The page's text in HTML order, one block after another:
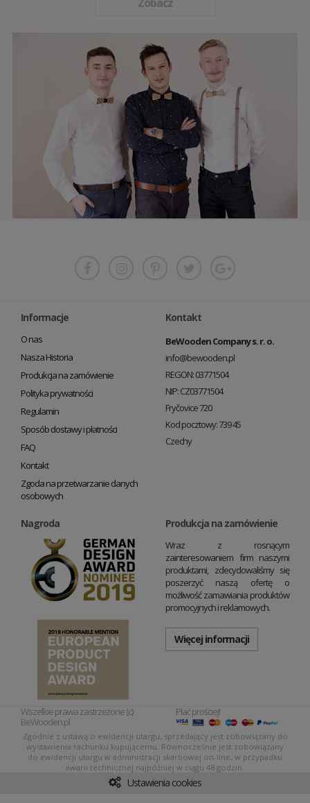
Informacje
O nas
Nasza Historia
Produkcja na zamówienie
Polityka prywatności
Regulamin
Sposób dostawy i płatności
FAQ
Kontakt
Zgoda na przetwarzanie danych
osobowych
Kontakt
BeWooden Company s. r. o.
info@bewooden.pl
REGON: 03771504
NIP: CZ03771504
Fryčovice 720
Kod pocztowy: 739 45
Czechy
Nagroda Produkcja na zamówienie
Wraz z rosnącym
zainteresowaniem firm naszymi
produktami, zdecydowaliśmy się
poszerzyć naszą ofertę o
możliwość zamawiania produktów
promocyjnych i reklamowych.
Więcej informacji
Wszelkie prawa zastrzeżone (c)
BeWooden.pl
Płać prościej!
Zgodnie z ustawą o ewidencji utargu, sprzedający jest zobowiązany do
wystawienia rachunku kupującemu. Równocześnie jest zobowiązany
do ewidencji utargu w administracji skarbowej on-line, w przypadku
awarii technicznej najpóźniej w ciągu 48 godzin.
Ustawienia cookies